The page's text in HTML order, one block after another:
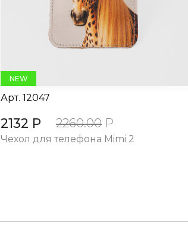
NEW
Арт. 12047
2132 Р 2260.00 Р
Чехол для телефона Mimi 2